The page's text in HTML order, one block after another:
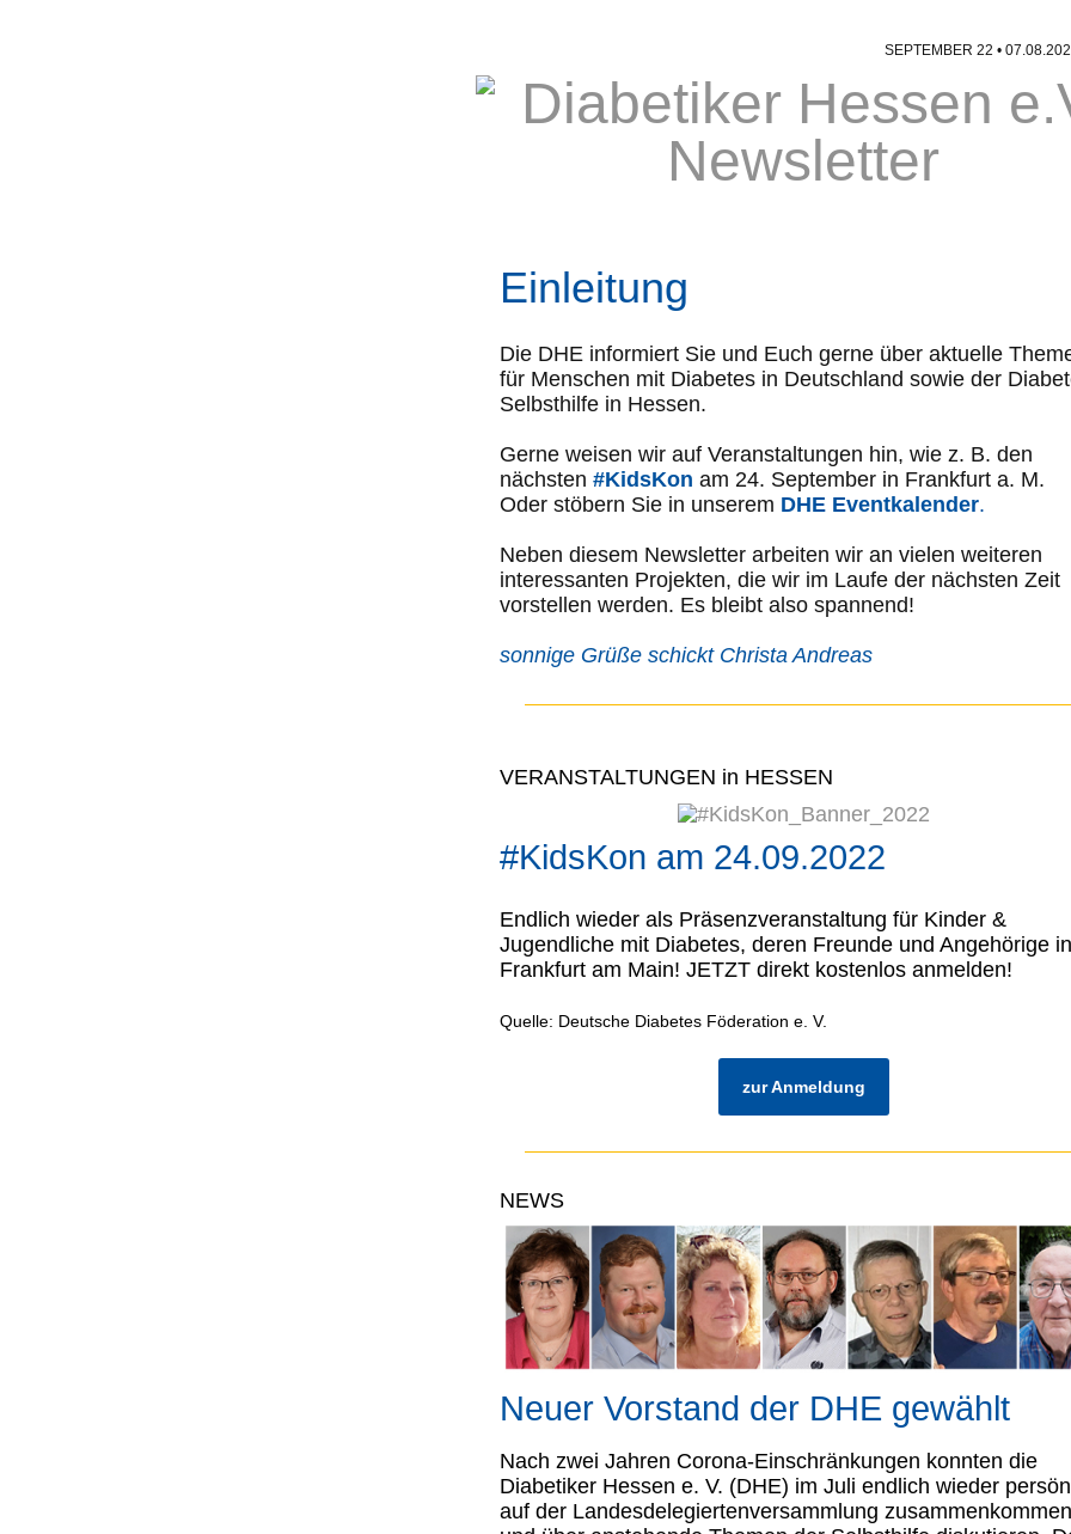
SEPTEMBER 22 •
Einleitung
Die DHE informiert Sie und Euch gerne über aktuelle
für Menschen mit Diabetes in Deutschland sowie der
Selbsthilfe in Hessen.
Gerne weisen wir auf Veranstaltungen hin, wie z. B. den
nächsten #KidsKon am 24. September in Frankfurt a. M.
Oder stöbern Sie in unserem DHE Eventkalender.
Neben diesem Newsletter arbeiten wir an vielen weiteren
interessanten Projekten, die wir im Laufe der nächsten Zeit
vorstellen werden. Es bleibt also spannend!
sonnige Grüße schickt Christa Andreas
VERANSTALTUNGEN in HESSEN
#KidsKon am 24.09.2022
Endlich wieder als Präsenzveranstaltung für Kinder &
Jugendliche mit Diabetes, deren Freunde und Angehörige in
Frankfurt am Main! JETZT direkt kostenlos anmelden!
Quelle: Deutsche Diabetes Föderation e. V.
zur Anmeldung
NEWS
Neuer Vorstand der DHE gewählt
Nach zwei Jahren Corona-Einschränkun­gen konnten die
Diabetiker Hessen e. V. (DHE) im Juli endlich wieder
auf der Landesdelegiertenversammlung zusammenkommen